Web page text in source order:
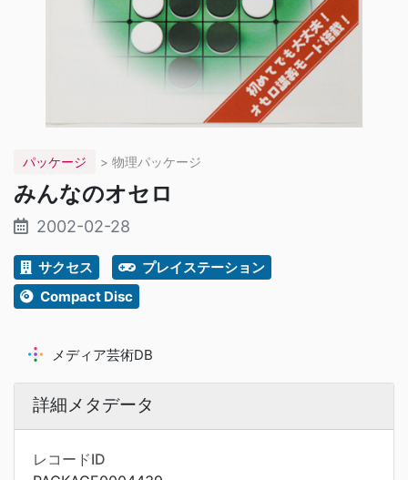
パッケージ > 物理パッケージ
みんなのオセロ
2002-02-28
サクセス
プレイステーション
Compact Disc
メディア芸術DB
詳細メタデータ
レコードID